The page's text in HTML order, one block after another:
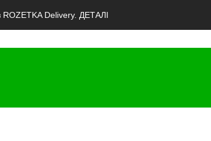
Delivery. ДЕТАЛІ